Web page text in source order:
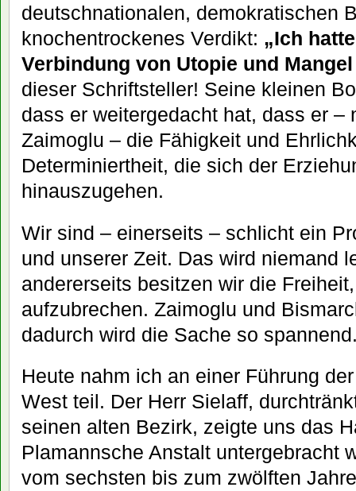
deutschnationalen, demokratischen
knochentrockenes Verdikt: „Ich
Verbindung von Utopie und
dieser Schriftsteller! Seine kleinen
dass er weitergedacht hat, dass er –
Zaimoglu – die Fähigkeit und
Determiniertheit, die sich der
hinauszugehen.
Wir sind – einerseits – schlicht ein
und unserer Zeit. Das wird niemand
andererseits besitzen wir die
aufzubrechen. Zaimoglu und
dadurch wird die Sache so
Heute nahm ich an einer Führung
West teil. Der Herr Sielaff,
seinen alten Bezirk, zeigte uns das
Plamannsche Anstalt untergebracht
vom sechsten bis zum zwölften